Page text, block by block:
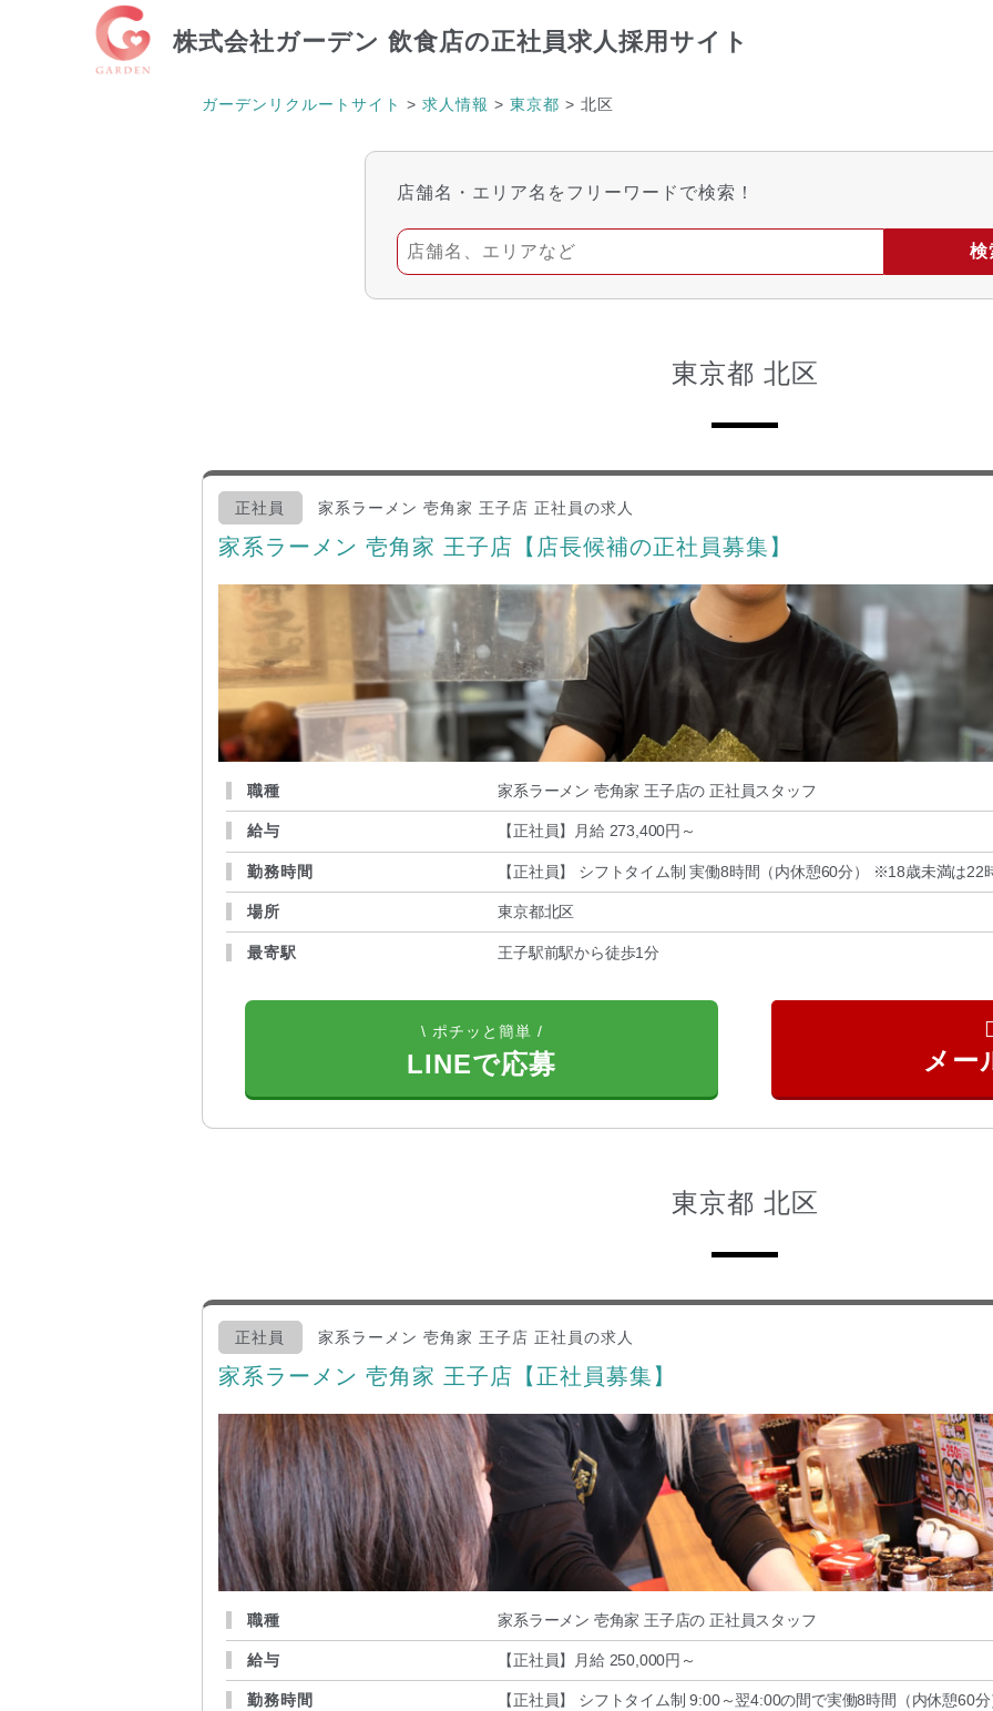
株式会社ガーデン飲食店の正社員求人採用サイト
ガーデンリクルートサイト > 求人情報 > 東京都 > 北区
店舗名・エリア名をフリーワードで検索！
東京都 北区
正社員 家系ラーメン 壱角家 王子店 正社員の求人
家系ラーメン 壱角家 王子店【店長候補の正社員募集】
職種 家系ラーメン 壱角家 王子店の 正社員スタッフ
給与 【正社員】月給 273,400円～
勤務時間 【正社員】 シフトタイム制 実働8時間（内休憩60分） ※18歳未満は22
場所 東京都北区
最寄駅 王子駅前駅から徒歩1分
\ ポチッと簡単 /
LINEで応募
東京都 北区
正社員 家系ラーメン 壱角家 王子店 正社員の求人
家系ラーメン 壱角家 王子店【正社員募集】
職種 家系ラーメン 壱角家 王子店の 正社員スタッフ
給与 【正社員】月給 250,000円～
勤務時間 【正社員】 シフトタイム制 9:00～翌4:00の間で実働8時間（内休憩60